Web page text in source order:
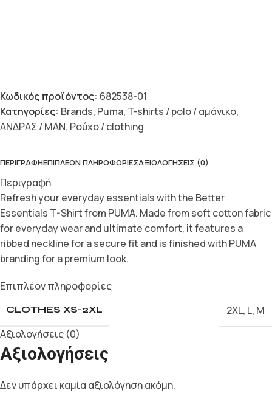
Κωδικός προϊόντος: 682538-01
Κατηγορίες: Brands, Puma, T-shirts / polo / αμάνικο,
ΑΝΔΡΑΣ / MAN, Ρούχο / clothing
ΠΕΡΙΓΡΑΦΉΕΠΙΠΛΈΟΝ ΠΛΗΡΟΦΟΡΊΕΣΑΞΙΟΛΟΓΉΣΕΙΣ (0)
Περιγραφή
Refresh your everyday essentials with the Better
Essentials T-Shirt from PUMA. Made from soft cotton fabric
for everyday wear and ultimate comfort, it features a
ribbed neckline for a secure fit and is finished with PUMA
branding for a premium look.
Επιπλέον πληροφορίες
CLOTHES XS-2XL 2XL, L, M
Αξιολογήσεις (0)
Αξιολογήσεις
Δεν υπάρχει καμία αξιολόγηση ακόμη.